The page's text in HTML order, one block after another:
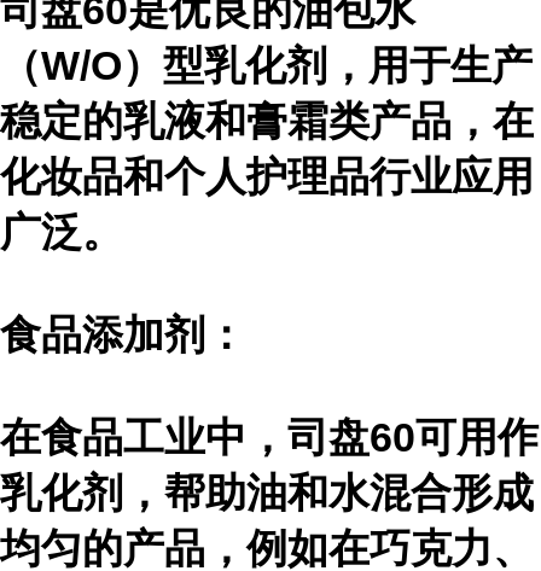
司盘60是优良的油包水
（W/O）型乳化剂，用于生产
稳定的乳液和膏霜类产品，在
化妆品和个人护理品行业应用
广泛。
食品添加剂：
在食品工业中，司盘60可用作
乳化剂，帮助油和水混合形成
均匀的产品，例如在巧克力、